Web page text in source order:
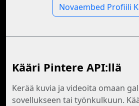
Novaembed Profiili
Kääri Pintere API:llä
Kerää kuvia ja videoita omaan
sovellukseen tai työnkulkuun.